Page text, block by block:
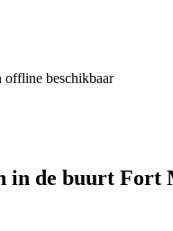
beschikbaar
in de buurt Fort